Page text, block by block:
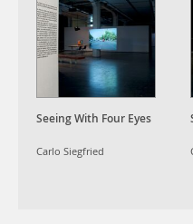
Seeing With Four Eyes
Carlo Siegfried